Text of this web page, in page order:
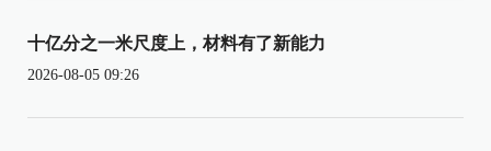
十亿分之一米尺度上，材料有了新能力
2026-08-05 09:26